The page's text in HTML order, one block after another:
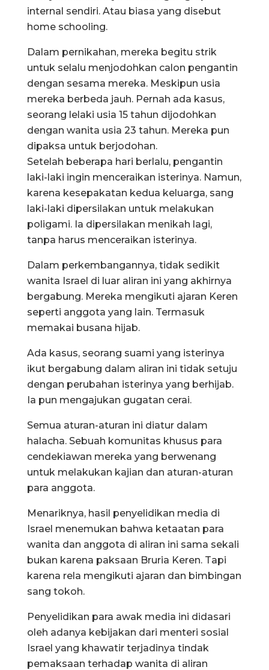
internal sendiri. Atau biasa yang disebut
home schooling.
Dalam pernikahan, mereka begitu strik
untuk selalu menjodohkan calon pengantin
dengan sesama mereka. Meskipun usia
mereka berbeda jauh. Pernah ada kasus,
seorang lelaki usia 15 tahun dijodohkan
dengan wanita usia 23 tahun. Mereka pun
dipaksa untuk berjodohan.
Setelah beberapa hari berlalu, pengantin
laki-laki ingin menceraikan isterinya. Namun,
karena kesepakatan kedua keluarga, sang
laki-laki dipersilakan untuk melakukan
poligami. Ia dipersilakan menikah lagi,
tanpa harus menceraikan isterinya.
Dalam perkembangannya, tidak sedikit
wanita Israel di luar aliran ini yang akhirnya
bergabung. Mereka mengikuti ajaran Keren
seperti anggota yang lain. Termasuk
memakai busana hijab.
Ada kasus, seorang suami yang isterinya
ikut bergabung dalam aliran ini tidak setuju
dengan perubahan isterinya yang berhijab.
Ia pun mengajukan gugatan cerai.
Semua aturan-aturan ini diatur dalam
halacha. Sebuah komunitas khusus para
cendekiawan mereka yang berwenang
untuk melakukan kajian dan aturan-aturan
para anggota.
Menariknya, hasil penyelidikan media di
Israel menemukan bahwa ketaatan para
wanita dan anggota di aliran ini sama sekali
bukan karena paksaan Bruria Keren. Tapi
karena rela mengikuti ajaran dan bimbingan
sang tokoh.
Penyelidikan para awak media ini didasari
oleh adanya kebijakan dari menteri sosial
Israel yang khawatir terjadinya tindak
pemaksaan terhadap wanita di aliran